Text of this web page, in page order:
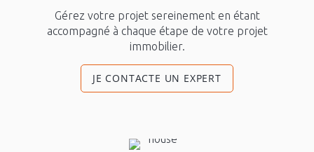
Gérez votre projet sereinement en étant
accompagné à chaque étape de votre projet
immobilier.
JE CONTACTE UN EXPERT